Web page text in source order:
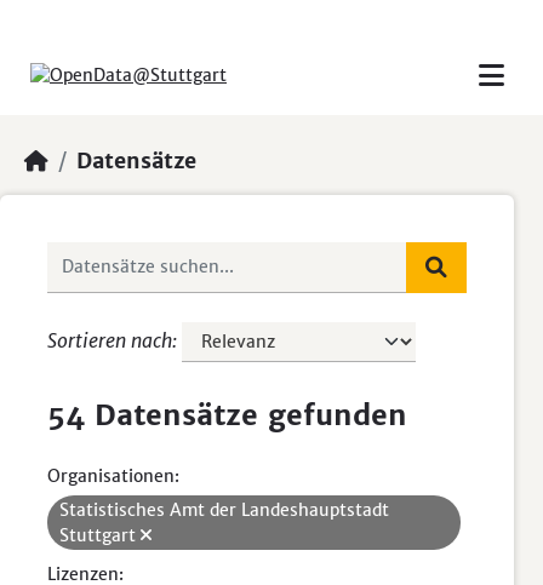
Datensätze
Sortieren nach
54 Datensätze gefunden
Organisationen:
Statistisches Amt der Landeshauptstadt
Stuttgart
Lizenzen: